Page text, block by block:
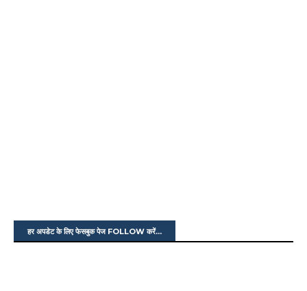
हर अपडेट के लिए फेसबुक पेज FOLLOW करें...